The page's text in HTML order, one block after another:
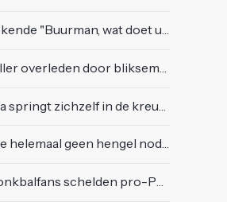
doet u nu?"-scène uit Flodder met Tatjana Šimić
blikseminslag tijdens wedstrijd, vijf anderen gewond
in de kreukels op het Moonstar Festival
helemaal geen hengel nodig
pro-Palestijnse demonstranten uit